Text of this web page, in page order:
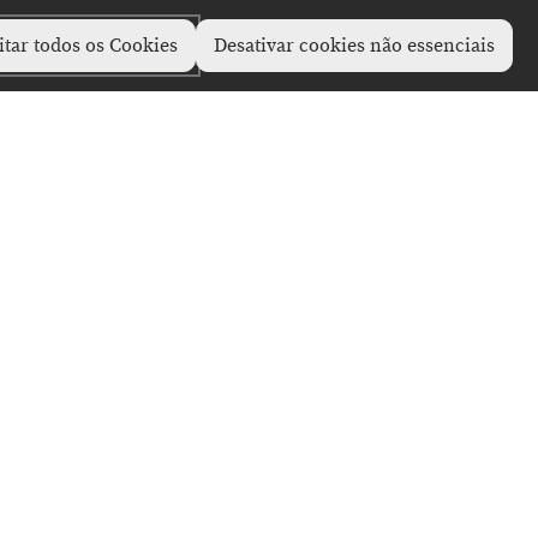
todos os Cookies Desativar cookies não essenciais